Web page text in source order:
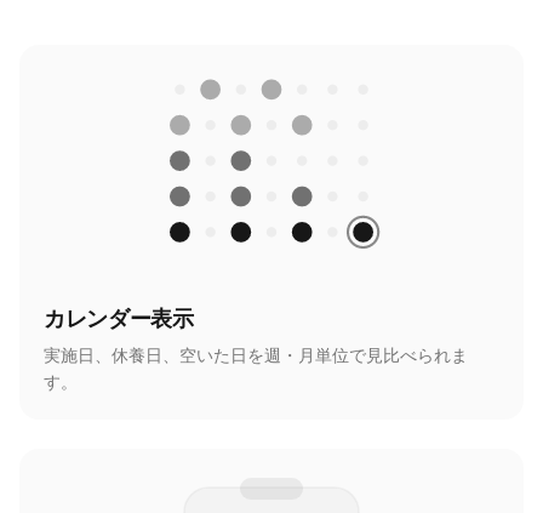
カレンダー表示
実施日、休養日、空いた日を週・月単位で見比べられま
す。